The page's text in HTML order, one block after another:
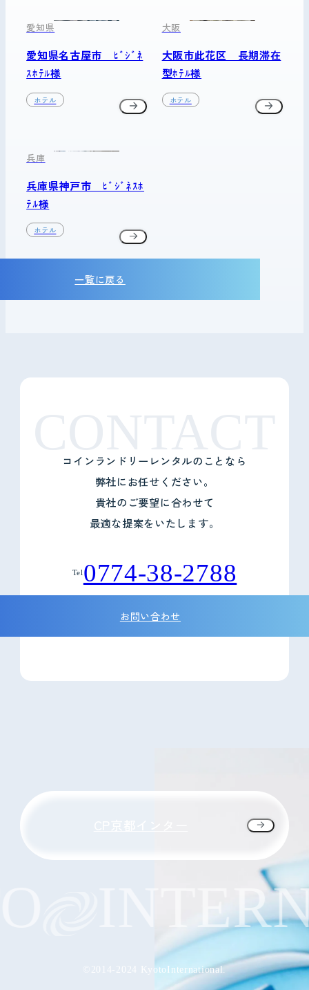
愛知県
愛知県名古屋市 ﾋﾞｼﾞﾈ
ｽﾎﾃﾙ様
ホテル
大阪
大阪市此花区 長期滞在
型ﾎﾃﾙ様
ホテル
兵庫
兵庫県神戸市 ﾋﾞｼﾞﾈｽﾎ
ﾃﾙ様
ホテル
一覧に戻る
コインランドリーレンタルのことなら
弊社にお任せください。
貴社のご要望に合わせて
最適な提案をいたします。
Tel0774-38-2788
お問い合わせ
©2014-2024 KyotoInternational.